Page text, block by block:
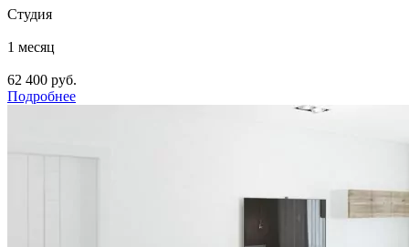
Студия
1 месяц
62 400 руб.
Подробнее